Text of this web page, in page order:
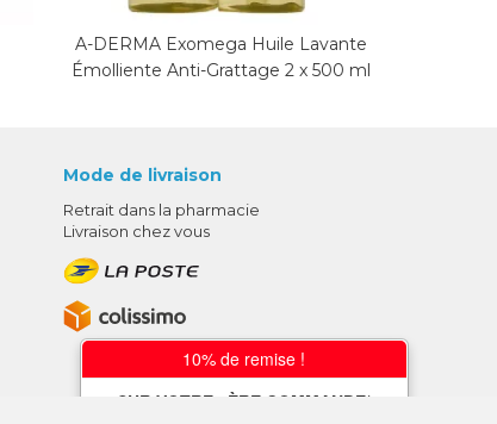
A-DERMA Exomega Huile Lavante
Émolliente Anti-Grattage 2 x 500 ml
Mode de livraison
Retrait dans la pharmacie
Livraison chez vous
10% de remise !
SUR VOTRE 1ÈRE COMMANDE*